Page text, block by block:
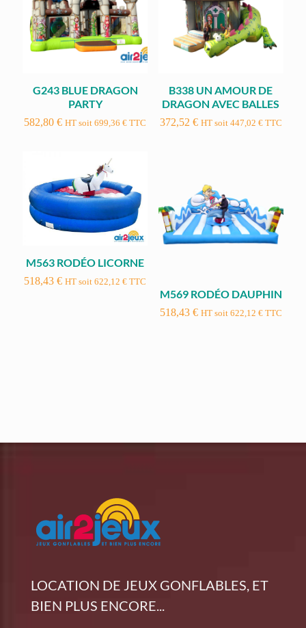
G243 BLUE DRAGON
PARTY
582,80€ HT soit699,36€ TTC
B338 UN AMOUR DE
DRAGON AVEC BALLES
372,52 € HT soit 447,02 €TTC
M563 RODÉO LICORNE
518,43€ HT soit622,12€ TTC
M569 RODÉO DAUPHIN
518,43 € HT soit 622,12 €TTC
LOCATION DE JEUX GONFLABLES, ET
BIEN PLUS ENCORE...